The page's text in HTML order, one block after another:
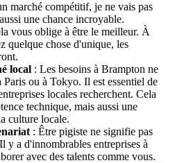
marché compétitif, je ne vais pas
une chance incroyable.
vous oblige à être le meilleur. À
quelque chose d'unique, les
local : Les besoins à Brampton ne
Paris ou à Tokyo. Il est essentiel de
locales recherchent. Cela
technique, mais aussi une
culture locale.
: Être pigiste ne signifie pas
y a d'innombrables entreprises à
avec des talents comme vous.